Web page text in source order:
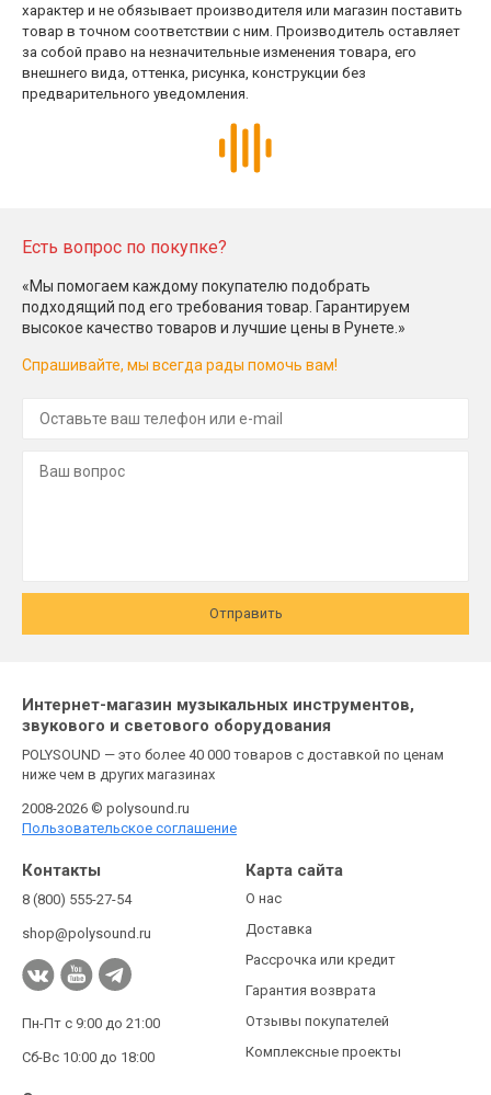
характер и не обязывает производителя или магазин поставить
товар в точном соответствии с ним. Производитель оставляет
за собой право на незначительные изменения товара, его
внешнего вида, оттенка, рисунка, конструкции без
предварительного уведомления.
Есть вопрос по покупке?
«Мы помогаем каждому покупателю подобрать
подходящий под его требования товар. Гарантируем
высокое качество товаров и лучшие цены в Рунете.»
Спрашивайте, мы всегда рады помочь вам!
Отправить
Интернет-магазин музыкальных инструментов,
звукового и светового оборудования
POLYSOUND — это более 40 000 товаров с доставкой по ценам
ниже чем в других магазинах
2008-2026 © polysound.ru
Пользовательское соглашение
Контакты
8 (800) 555-27-54
shop@polysound.ru
Пн-Пт с 9:00 до 21:00
Сб-Вс 10:00 до 18:00
Карта сайта
О нас
Доставка
Рассрочка или кредит
Гарантия возврата
Отзывы покупателей
Комплексные проекты